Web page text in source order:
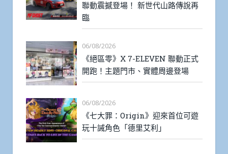
聯動震撼登場！ 新世代山路傳說再
臨
06/08/2026
《絕區零》X 7-ELEVEN 聯動正式
開跑！主題門市、實體周邊登場
06/08/2026
《七大罪：Origin》迎來首位可遊
玩十誡角色「德里艾利」